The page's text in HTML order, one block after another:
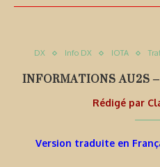
DX Info DX IOTA
INFORMATIONS AU2S
Rédigé par
Version traduite en